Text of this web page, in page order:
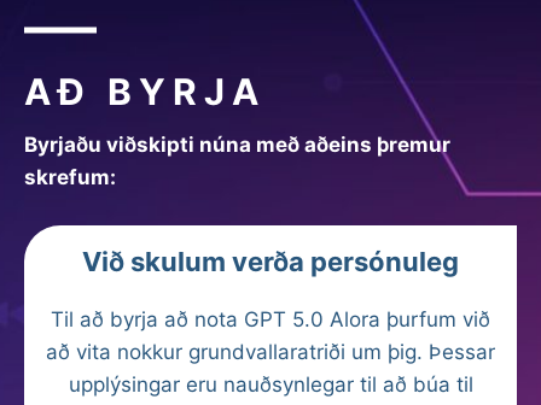
AÐ BYRJA
Byrjaðu viðskipti núna með aðeins þremur
skrefum:
Við skulum verða persónuleg
Til að byrja að nota GPT 5.0 Alora þurfum við
að vita nokkur grundvallaratriði um þig. Þessar
upplýsingar eru nauðsynlegar til að búa til